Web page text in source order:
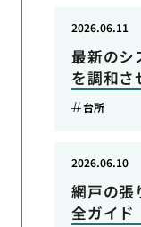
最新のシ
を調和さ
2026.06.11
台所
網戸の張
全ガイド
2026.06.10